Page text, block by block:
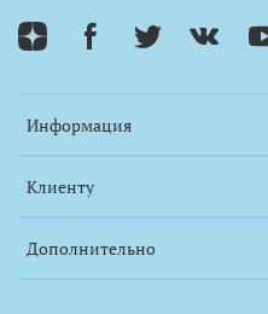
Информация
Клиенту
Дополнительно